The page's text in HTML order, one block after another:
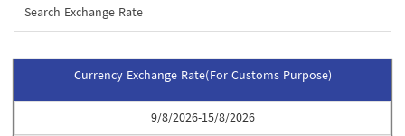
Search Exchange Rate
Currency Exchange Rate(For Customs Purpose)
9/8/2026-15/8/2026